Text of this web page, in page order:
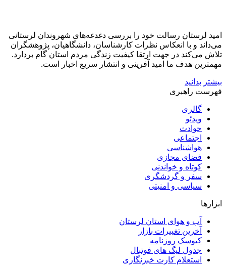
امید لرستان رسالت خود را بررسی دغدغه‌های شهروندان لرستانی
می‌داند و با انعکاس نظرات کارشناسان، دانشگاهیان، پژوهشگران
تلاش می‌کند در جهت ارتقا کیفیت زندگی مردم استان گام بردارد.
مهمترین هدف ما امید آفرینی و انتشار سریع اخبار است.
بیشتر بدانید
فهرست راهبری
گالری
ویدئو
حوادث
اجتماعی
هواشناسی
فضای مجازی
کوتاه و خواندنی
سفر و گردشگری
سیاسی و امنیتی
ابزارها
آب و هوای استان لرستان
آخرین تغییرات بازار
کیوسک روزنامه
جدول لیگ های فوتبال
استعلام کارت خبرنگاری